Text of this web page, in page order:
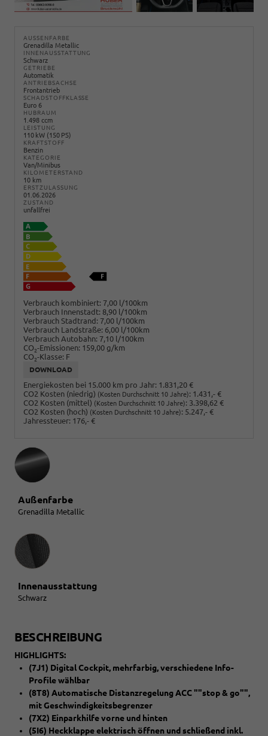
AUSSENFARBE
Grenadilla Metallic
INNENAUSSTATTUNG
Schwarz
GETRIEBE
Automatik
ANTRIEBSACHSE
Frontantrieb
SCHADSTOFFKLASSE
Euro 6
HUBRAUM
1.498 ccm
LEISTUNG
110 kW (150 PS)
KRAFTSTOFF
Benzin
KATEGORIE
Van/Minibus
KILOMETERSTAND
10 km
ERSTZULASSUNG
01.06.2026
ZUSTAND
unfallfrei
Verbrauch kombiniert: 7,00 l/100km
Verbrauch Innenstadt: 8,90 l/100km
Verbrauch Stadtrand: 7,00 l/100km
Verbrauch Landstraße: 6,00 l/100km
Verbrauch Autobahn: 7,10 l/100km
CO2-Emissionen: 159,00 g/km
CO2-Klasse: F
DOWNLOAD
Energiekosten bei 15.000 km pro Jahr: 1.831,20 €
CO2 Kosten (niedrig) (Kosten Durchschnitt 10 Jahre): 1.431,- €
CO2 Kosten (mittel) (Kosten Durchschnitt 10 Jahre): 3.398,62 €
CO2 Kosten (hoch) (Kosten Durchschnitt 10 Jahre): 5.247,- €
Jahressteuer: 176,- €
Außenfarbe
Grenadilla Metallic
Innenausstattung
Innenausstattung
Schwarz
BESCHREIBUNG
HIGHLIGHTS:
(7J1) Digital Cockpit, mehrfarbig, verschiedene Info-
Profile wählbar
(8T8) Automatische Distanzregelung ACC ""stop & go"",
mit Geschwindigkeitsbegrenzer
(7X2) Einparkhilfe vorne und hinten
(5I6) Heckklappe elektrisch öffnen und schließend inkl.